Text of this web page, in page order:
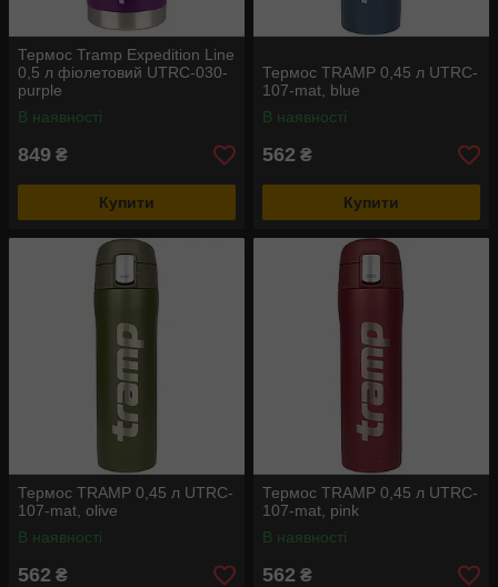
Термос Tramp Expedition Line
0,5 л фіолетовий UTRC-030-
purple
В наявності
849 ₴
Купити
Термос TRAMP 0,45 л UTRC-
107-mat, blue
В наявності
562 ₴
Купити
Термос TRAMP 0,45 л UTRC-
107-mat, olive
В наявності
562 ₴
Термос TRAMP 0,45 л UTRC-
107-mat, pink
В наявності
562 ₴